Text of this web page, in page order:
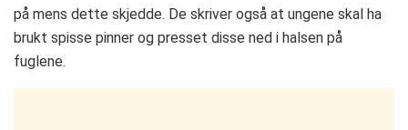
på mens dette skjedde. De skriver også at ungene skal ha
brukt spisse pinner og presset disse ned i halsen på
fuglene.